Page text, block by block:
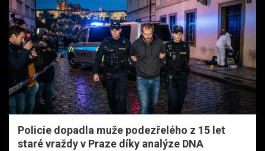
Policie dopadla muže podezřelého z 15 let
staré vraždy v Praze díky analýze DNA